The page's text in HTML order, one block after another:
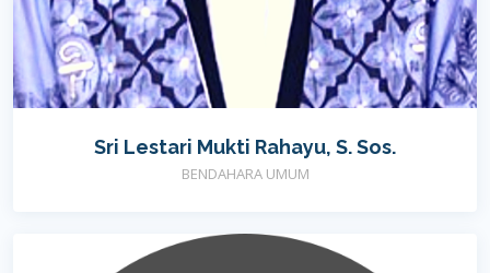
Sri Lestari Mukti Rahayu, S. Sos.
BENDAHARA UMUM